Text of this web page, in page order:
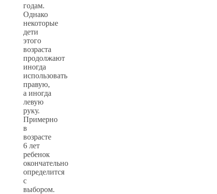
годам.
Однако
некоторые
дети
этого
возраста
продолжают
иногда
использовать
правую,
а иногда
левую
руку.
Примерно
в
возрасте
6 лет
ребенок
окончательно
определится
с
выбором.